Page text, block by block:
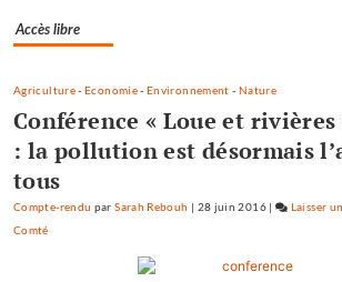
Accès libre
Agriculture-Economie-Environnement - Nature
Conférence « Loue et rivières
: la pollution est désormais
tous
Compte-rendu parSarah Rebouh | 28 juin 2016| Laisser
Comté